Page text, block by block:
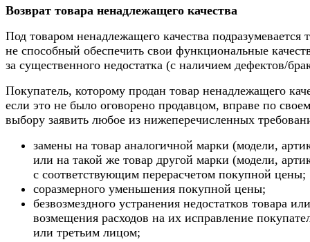
Возврат товара ненадлежащего качества
Под товаром ненадлежащего качества подразумевается
не способный обеспечить свои функциональные
за существенного недостатка (с наличием дефектов/
Покупатель, которому продан товар ненадлежащего
если это не было оговорено продавцом, вправе по
выбору заявить любое из нижеперечисленных
замены на товар аналогичной марки (модели,
или на такой же товар другой марки (модели,
с соответствующим перерасчетом покупной цены;
соразмерного уменьшения покупной цены;
безвозмездного устранения недостатков товара или
возмещения расходов на их исправление
или третьим лицом;